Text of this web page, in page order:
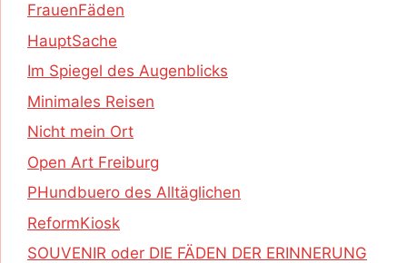
FrauenFäden
HauptSache
Im Spiegel des Augenblicks
Minimales Reisen
Nicht mein Ort
Open Art Freiburg
PHundbuero des Alltäglichen
ReformKiosk
SOUVENIR oder DIE FÄDEN DER ERINNERUNG